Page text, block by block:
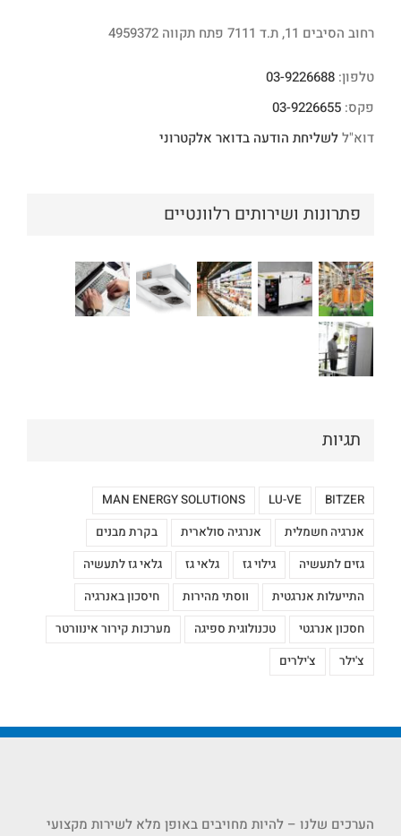
רחוב הסיבים 11, ת.ד 7111 פתח תקווה 4959372
טלפון: 03-9226688
פקס: 03-9226655
דוא"ללשליחת הודעה בדואר אלקטרוני
פתרונות ושירותים רלוונטיים
תגיות
BITZER
LU-VE
MAN ENERGY SOLUTIONS
אנרגיה חשמלית
אנרגיה סולארית
בקרת מבנים
גזים לתעשיה
גילוי גז גלאי גז
גלאי גז לתעשיה
התייעלות אנרגטית
ווסתי מהירות
חיסכון באנרגיה
חסכון אנרגטי
טכנולוגית ספיגה
מערכות קירור אינוורטר
צ'ילר
צ'ילרים
הערכים שלנו – להיות מחויבים באופן מלא לשירות מקצועי